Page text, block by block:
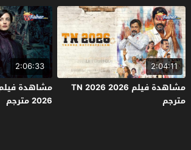
2:04:11
مشاهدة فيلم TN 2026 2026
مترجم
2:06:33
2026 مترجم